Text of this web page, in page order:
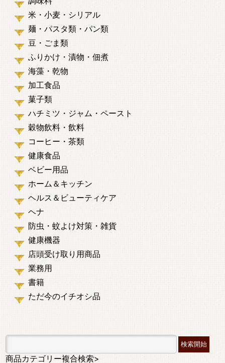
米・小麦・シリアル
麺・パスタ類・パン類
豆・ごま類
ふりかけ・漬物・佃煮
海藻・乾物
加工食品
菓子類
ハチミツ・ジャム・ペースト
穀物飲料・飲料
コーヒー・茶類
健康食品
ベビー用品
ホーム＆キッチン
ヘルス＆ビューティケア
ヘナ
防虫・蚊よけ対策・雑貨
健康機器
店頭受け取り用商品
業務用
書籍
ただ今のイチオシ品
商品カテゴリー複合検索>